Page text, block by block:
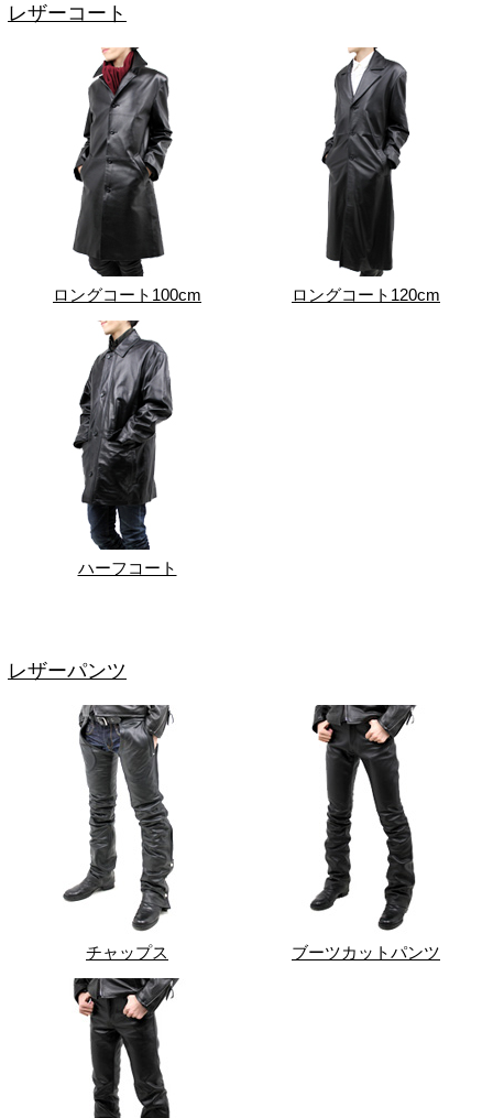
レザーコート
ロングコート100cm ロングコート120cm
ハーフコート
レザーパンツ
チャップス ブーツカットパンツ